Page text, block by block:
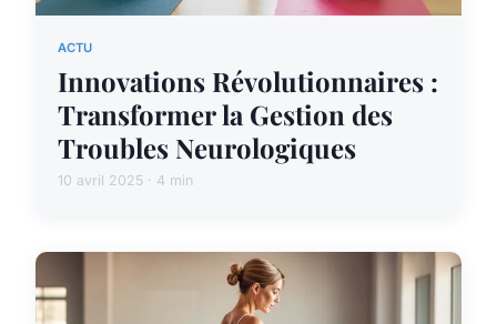
ACTU
Innovations Révolutionnaires :
Transformer la Gestion des
Troubles Neurologiques
10 avril 2025 · 4 min